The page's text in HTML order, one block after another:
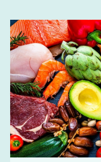
Sunn tilberedning
Diabetesvennlig
Gode valg på
Ramadan og fasting